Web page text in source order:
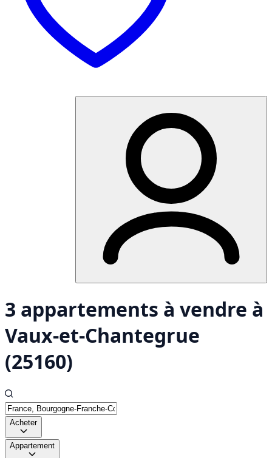
3 appartements à vendre à
Vaux-et-Chantegrue
(25160)
Acheter
Appartement